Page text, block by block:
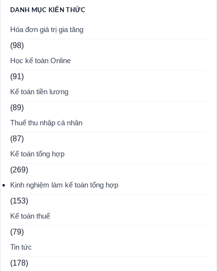
DANH MỤC KIẾN THỨC
Hóa đơn giá trị gia tăng
(98)
Học kế toán Online
(91)
Kế toán tiền lương
(89)
Thuế thu nhập cá nhân
(87)
Kế toán tổng hợp
(269)
Kinh nghiệm làm kế toán tổng hợp
(153)
Kế toán thuế
(79)
Tin tức
(178)